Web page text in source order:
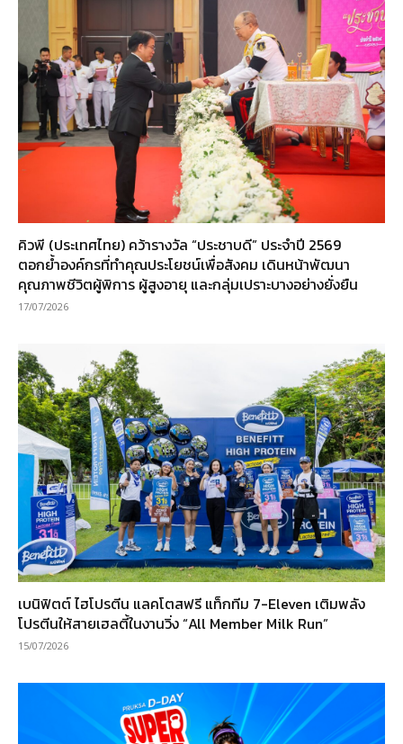
คิวพี (ประเทศไทย) คว้ารางวัล “ประชาบดี” ประจำปี 2569
ตอกย้ำองค์กรที่ทำคุณประโยชน์เพื่อสังคม เดินหน้าพัฒนา
คุณภาพชีวิตผู้พิการ ผู้สูงอายุ และกลุ่มเปราะบางอย่างยั่งยืน
17/07/2026
เบนิฟิตต์ ไฮโปรตีน แลคโตสฟรี แท็กทีม 7-Eleven เติมพลัง
โปรตีนให้สายเฮลตี้ในงานวิ่ง “All Member Milk Run”
15/07/2026